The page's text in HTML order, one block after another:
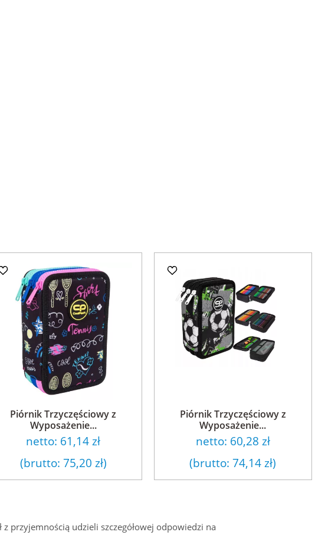
Piórnik Trzyczęściowy z
Wyposażenie...
netto: 61,14 zł
(brutto: 75,20 zł)
Piórnik Trzyczęściowy z
Wyposażenie...
netto: 60,28 zł
(brutto:74,14 zł)
przyjemnością udzieli szczegółowej odpowiedzi na